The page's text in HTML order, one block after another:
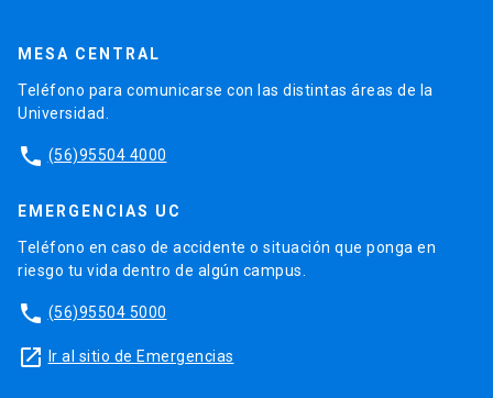
MESA CENTRAL
Teléfono para comunicarse con las distintas áreas de la
Universidad.
phone (56)95504 4000
EMERGENCIAS UC
Teléfono en caso de accidente o situación que ponga en
riesgo tu vida dentro de algún campus.
phone (56)95504 5000
launch Ir al sitio de Emergencias